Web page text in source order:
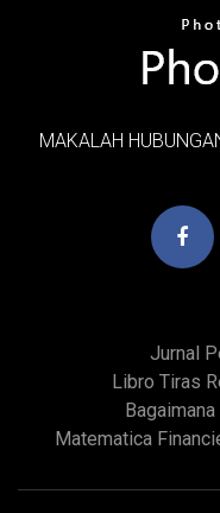
MAKALAH
Jurnal
Libro Tiras
Matematica